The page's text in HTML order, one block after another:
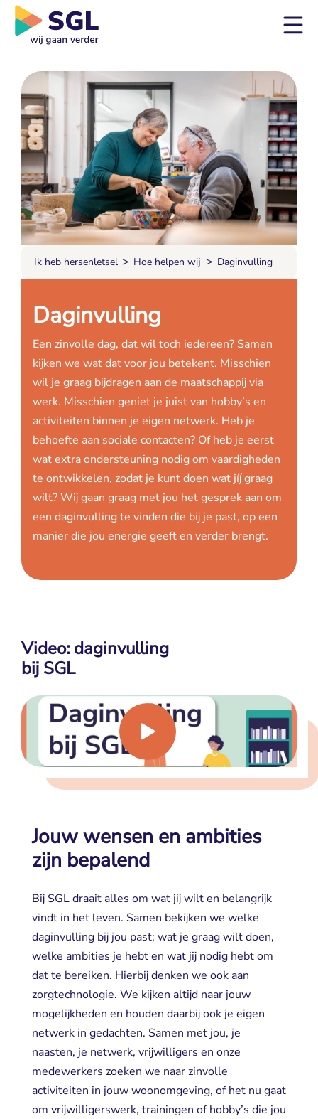
Daginvulling
Een zinvolle dag, dat wil toch iedereen? Samen
kijken we wat dat voor jou betekent. Misschien
wil je graag bijdragen aan de maatschappij via
werk. Misschien geniet je juist van hobby’s en
activiteiten binnen je eigen netwerk. Heb je
behoefte aan sociale contacten? Of heb je eerst
wat extra ondersteuning nodig om vaardigheden
te ontwikkelen, zodat je kunt doen wat jíj graag
wilt? Wij gaan graag met jou het gesprek aan om
een daginvulling te vinden die bij je past, op een
manier die jou energie geeft en verder brengt.
Ik heb hersenletsel > Hoe helpen wij > Daginvulling
Video: daginvulling
bij SGL
Jouw wensen en ambities
zijn bepalend
Bij SGL draait alles om wat jij wilt en belangrijk
vindt in het leven. Samen bekijken we welke
daginvulling bij jou past: wat je graag wilt doen,
welke ambities je hebt en wat jij nodig hebt om
dat te bereiken. Hierbij denken we ook aan
zorgtechnologie. We kijken altijd naar jouw
mogelijkheden en houden daarbij ook je eigen
netwerk in gedachten. Samen met jou, je
naasten, je netwerk, vrijwilligers en onze
medewerkers zoeken we naar zinvolle
activiteiten in jouw woonomgeving, of het nu gaat
om vrijwilligerswerk, trainingen of hobby’s die jou